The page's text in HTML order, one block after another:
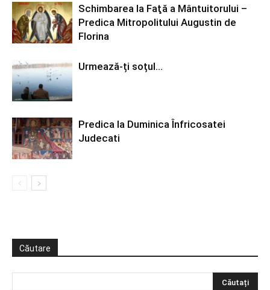
Schimbarea la Faţă a Mântuitorului –
Predica Mitropolitului Augustin de
Florina
Urmează-ți soțul…
Predica la Duminica Înfricosatei
Judecati
Căutare